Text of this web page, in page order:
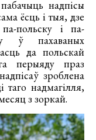
надпісы
ёсць і тыя, дзе
польску і па-
ў пахаваных
да польскай
перыяду праз
зроблена
таго надмагілля,
з зоркай.